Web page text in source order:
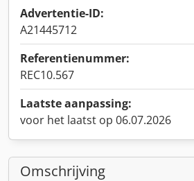
Advertentie-ID:
A21445712
Referentienummer:
REC10.567
Laatste aanpassing:
voor het laatst op 06.07.2026
Omschrijving